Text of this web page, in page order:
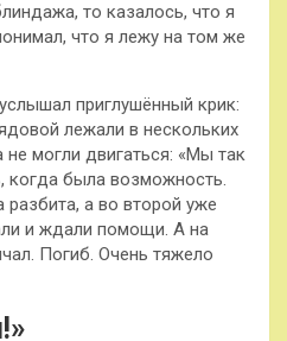
то казалось, что я
что я лежу на том же
приглушённый крик:
лежали в нескольких
не могли двигаться: «Мы так
когда была возможность.
а во второй уже
и ждали помощи. А на
Погиб. Очень тяжело